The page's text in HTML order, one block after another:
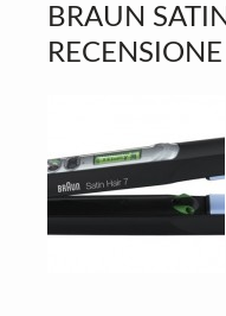
BRAUN
RECENSIONE